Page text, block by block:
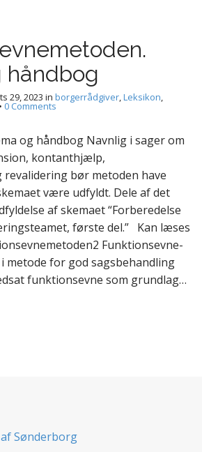
håndbog
29, 2023 in borgerrådgiver,Leksikon,
• 0 Comments
og håndbog Navnlig i sager om
kontanthjælp,
bør metoden have
være udfyldt. Dele af det
af skemaet “Forberedelse
første del.” Kan læses
Funktionsevne-
metode for god sagsbehandling
funktionsevne som grundlag…